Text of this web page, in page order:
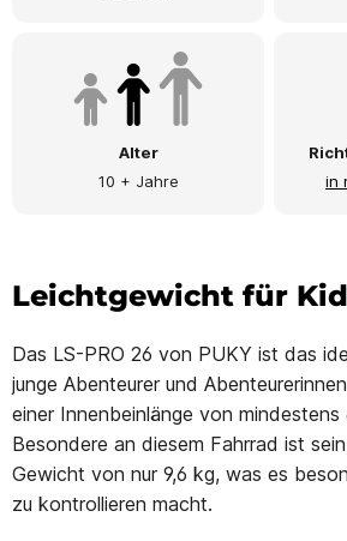
Alter
10 + Jahre
in
Leichtgewicht für
Das LS-PRO 26 von PUKY ist das
junge Abenteurer und
einer Innenbeinlänge von mindestens
Besondere an diesem Fahrrad ist
Gewicht von nur 9,6 kg, was es
zu kontrollieren macht.